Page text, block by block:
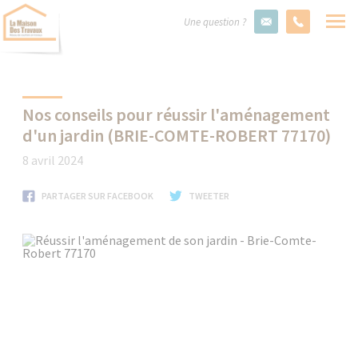
Une question ?
Nos conseils pour réussir l'aménagement
d'un jardin (BRIE-COMTE-ROBERT 77170)
8 avril 2024
PARTAGER SUR FACEBOOK TWEETER